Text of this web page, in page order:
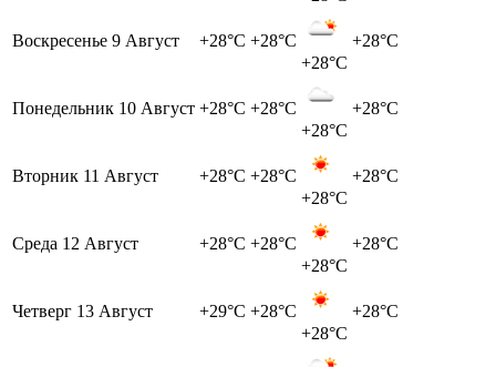
Воскресенье 9 Август +28°C +28°C
+28°C
+28°C
Понедельник 10 Август +28°C +28°C
+28°C
+28°C
Вторник 11 Август +28°C +28°C
+28°C
+28°C
Среда 12 Август +28°C +28°C
+28°C
+28°C
Четверг 13 Август +29°C +28°C
+28°C
+28°C